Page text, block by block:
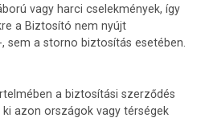
vagy harci cselekmények, így
a Biztosító nem nyújt
sem a storno biztosítás esetében.
a biztosítási szerződés
azon országok vagy térségek